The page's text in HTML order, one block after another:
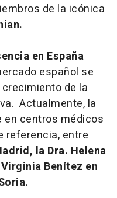
de la icónica
en España
español se
de la
Actualmente, la
centros médicos
referencia, entre
la Dra. Helena
Benítez en